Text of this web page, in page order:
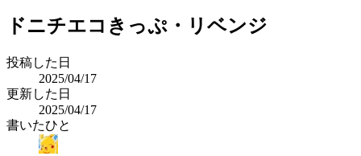
ドニチエコきっぷ・リベンジ
投稿した日
2025/04/17
更新した日
2025/04/17
書いたひと